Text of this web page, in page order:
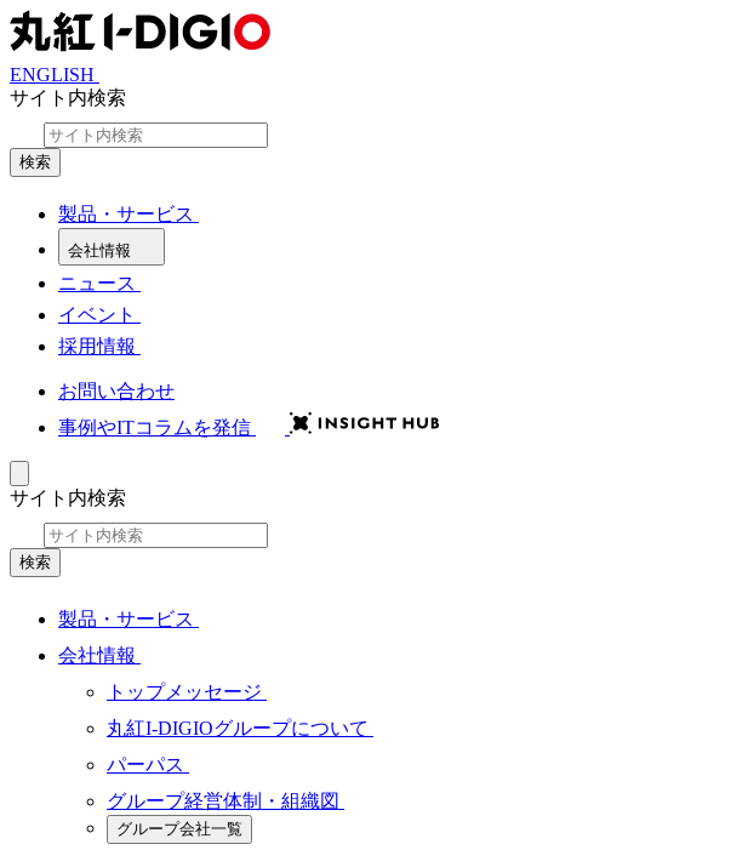
ENGLISH
サイト内検索
検索
製品・サービス
会社情報
ニュース
イベント
採用情報
お問い合わせ
事例やITコラムを発信
サイト内検索
検索
製品・サービス
会社情報
トップメッセージ
丸紅I-DIGIOグループについて
パーパス
グループ経営体制・組織図
グループ会社一覧